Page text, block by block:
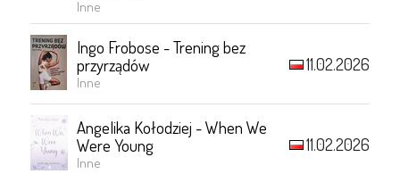
Inne
Ingo Frobose - Trening bez
przyrządów
Inne
11.02.2026
Angelika Kołodziej - When We
Were Young
Inne
11.02.2026